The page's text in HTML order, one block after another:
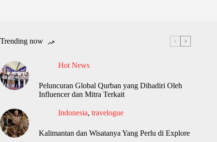
Trending now
Hot News
Peluncuran Global Qurban yang Dihadiri Oleh
Influencer dan Mitra Terkait
Indonesia, travelogue
Kalimantan dan Wisatanya Yang Perlu di Explore